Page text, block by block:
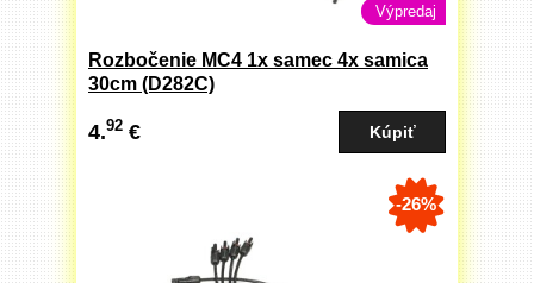
Výpredaj
Rozbočenie MC4 1x samec 4x samica
30cm (D282C)
4.92 €
-26%